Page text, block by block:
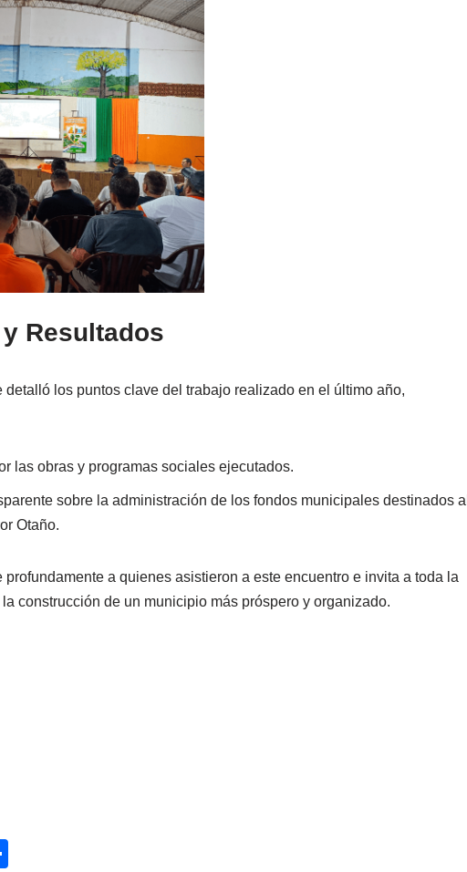
Resultados
los puntos clave del trabajo realizado en el último año,
las obras y programas sociales ejecutados.
sobre la administración de los fondos municipales destinados al
Otaño.
a quienes asistieron a este encuentro e invita a toda la
construcción de un municipio más próspero y organizado.